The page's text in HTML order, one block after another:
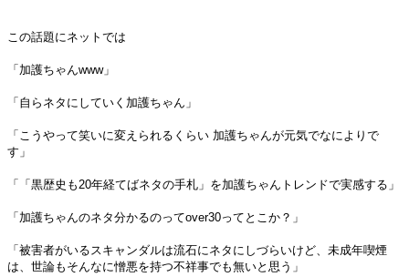
この話題にネットでは
「加護ちゃんwww」
「自らネタにしていく加護ちゃん」
「こうやって笑いに変えられるくらい 加護ちゃんが元気でなによりで
す」
「「黒歴史も20年経てばネタの手札」を加護ちゃんトレンドで実感する」
「加護ちゃんのネタ分かるのってover30ってとこか？」
「被害者がいるスキャンダルは流石にネタにしづらいけど、未成年喫煙
は、世論もそんなに憎悪を持つ不祥事でも無いと思う」